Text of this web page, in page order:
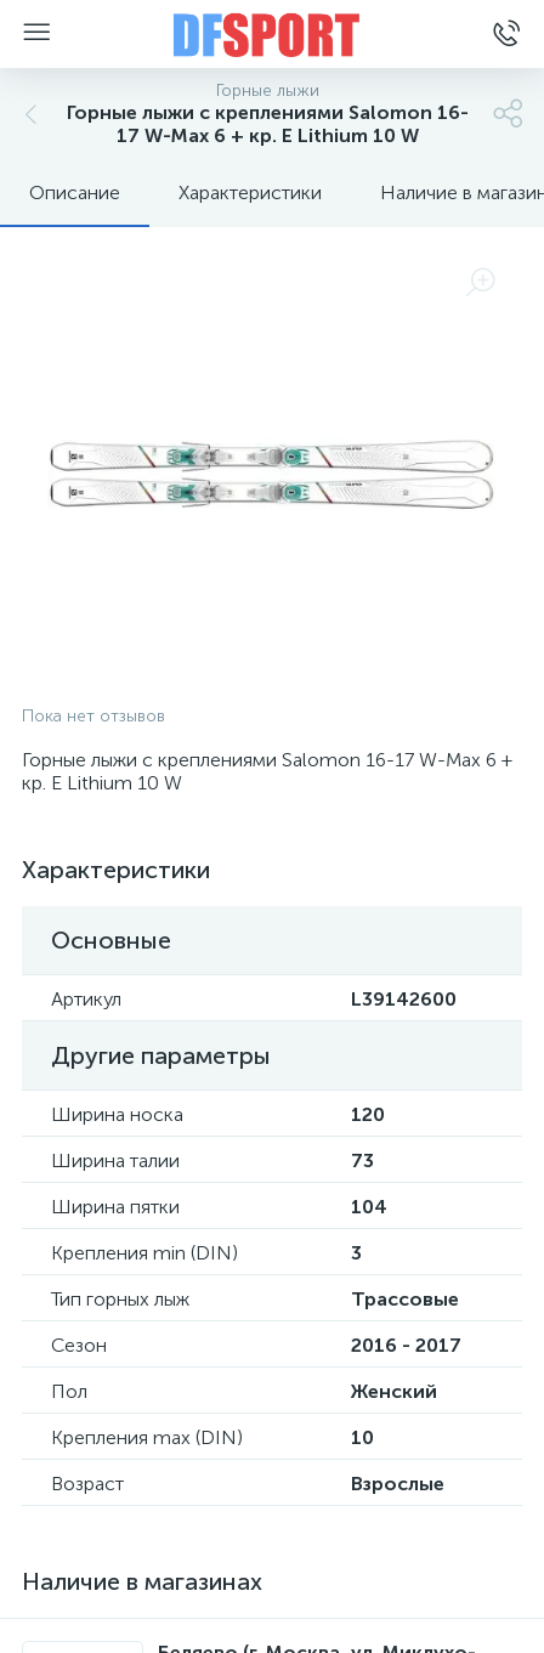
Горные лыжи
Горные лыжи с креплениями Salomon 16-
17 W-Max 6 + кр. E Lithium 10 W
Описание Характеристики Наличие в
Пока нет отзывов
Горные лыжи с креплениями Salomon 16-17 W-Max 6 +
кр. E Lithium 10 W
Характеристики
Основные
Артикул L39142600
Другие параметры
Ширина носка
120
Ширина талии
73
Ширина пятки
104
Крепления min (DIN)
3
Тип горных лыж
Трассовые
Сезон
2016 - 2017
Пол
Женский
Крепления max (DIN)
10
Возраст
Взрослые
Наличие в магазинах